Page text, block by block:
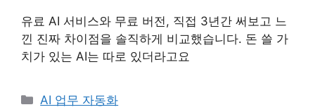
유료 AI 서비스와 무료 버전, 직접 3년간 써보고 느
낀 진짜 차이점을 솔직하게 비교했습니다. 돈 쓸 가
치가 있는 AI는 따로 있더라고요
카
AI 업무 자동화